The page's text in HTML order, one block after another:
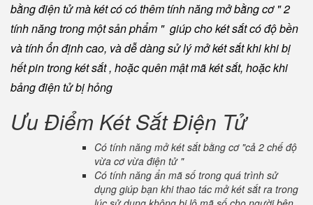
bằng điện tử mà két có có thêm tính năng mở bằng cơ " 2
tính năng trong một sản phẩm " giúp cho két sắt có độ bền
và tính ổn định cao, và dễ dàng sử lý mở két sắt khi khi bị
hết pin trong két sắt , hoặc quên mật mã két sắt, hoặc khi
bảng điện tử bị hỏng
Ưu Điểm Két Sắt Điện Tử
Có tính năng mở két sắt bằng cơ "cả 2 chế độ
vừa cơ vừa điện tử "
Có tính năng ẩn mã số trong quá trình sử
dụng giúp bạn khi thao tác mở két sắt ra trong